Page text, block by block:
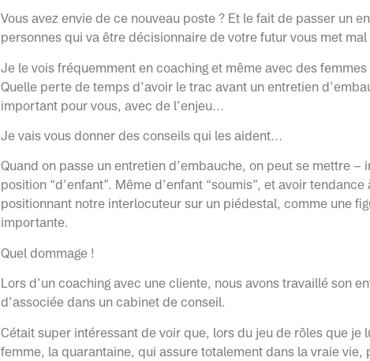
Vous avez envie de ce nouveau poste ? Et le fait de passer un
personnes qui va être décisionnaire de votre futur vous met mal
Je le vois fréquemment en coaching et même avec des
Quelle perte de temps d’avoir le trac avant un entretien
important pour vous, avec de l’enjeu…
Je vais vous donner des conseils qui les aident…
Quand on passe un entretien d’embauche, on peut se mettre –
position “d’enfant”. Même d’enfant “soumis”, et avoir
positionnant notre interlocuteur sur un piédestal, comme une
importante.
Quel dommage !
Lors d’un coaching avec une cliente, nous avons travaillé son
d’associée dans un cabinet de conseil.
Cétait super intéressant de voir que, lors du jeu de rôles que je
femme, la quarantaine, qui assure totalement dans la vraie vie,